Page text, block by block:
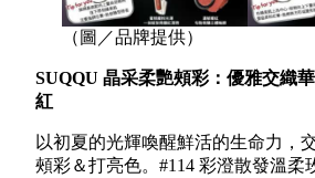
（圖／品牌提供）
SUQQU 晶采柔艷頰彩：優雅交織
紅
以初夏的光輝喚醒鮮活的生命力，
頰彩＆打亮色。#114 彩澄散發溫柔